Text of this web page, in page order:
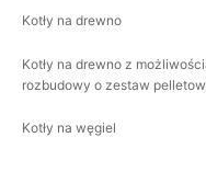
Kotły na drewno
Kotły na drewno z
rozbudowy o zestaw
Kotły na węgiel